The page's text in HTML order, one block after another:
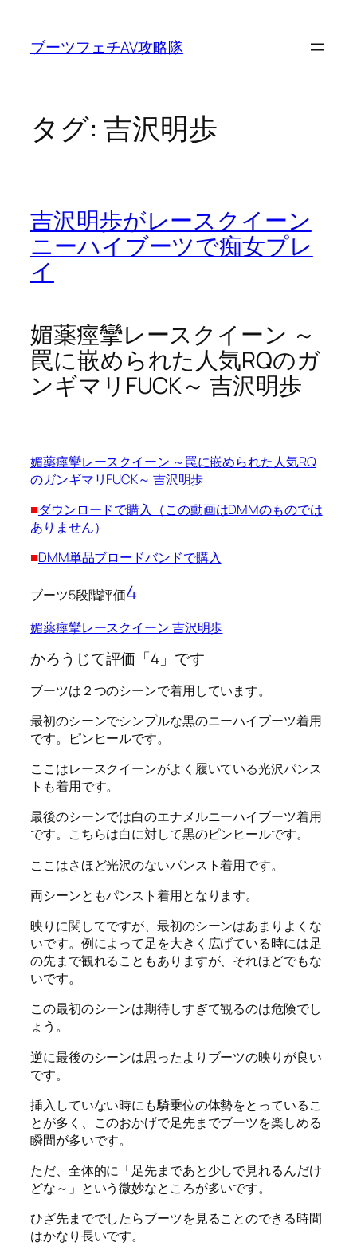
ブーツフェチAV攻略隊
タグ: 吉沢明歩
吉沢明歩がレースクイーン
ニーハイブーツで痴女プレ
イ
媚薬痙攣レースクイーン ～
罠に嵌められた人気RQのガ
ンギマリFUCK～ 吉沢明歩
媚薬痙攣レースクイーン ～罠に嵌められた人気RQ
のガンギマリFUCK～ 吉沢明歩
■ダウンロードで購入（この動画はDMMのものでは
ありません）
■DMM単品ブロードバンドで購入
ブーツ5段階評価4
媚薬痙攣レースクイーン 吉沢明歩
かろうじて評価「4」です
ブーツは２つのシーンで着用しています。
最初のシーンでシンプルな黒のニーハイブーツ着用
です。ピンヒールです。
ここはレースクイーンがよく履いている光沢パンス
トも着用です。
最後のシーンでは白のエナメルニーハイブーツ着用
です。こちらは白に対して黒のピンヒールです。
ここはさほど光沢のないパンスト着用です。
両シーンともパンスト着用となります。
映りに関してですが、最初のシーンはあまりよくな
いです。例によって足を大きく広げている時には足
の先まで観れることもありますが、それほどでもな
いです。
この最初のシーンは期待しすぎて観るのは危険でし
ょう。
逆に最後のシーンは思ったよりブーツの映りが良い
です。
挿入していない時にも騎乗位の体勢をとっているこ
とが多く、このおかげで足先までブーツを楽しめる
瞬間が多いです。
ただ、全体的に「足先まであと少しで見れるんだけ
どな～」という微妙なところが多いです。
ひざ先まででしたらブーツを見ることのできる時間
はかなり長いです。